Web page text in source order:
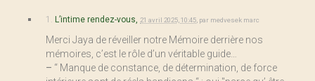
1. L’intime rendez-vous, 21 avril 2025, 10:45 par medvesek marc
Merci Jaya de réveiller notre Mémoire derrière nos
mémoires, c’est le rôle d’un véritable guide…
– “ Manque de constance, de détermination, de force